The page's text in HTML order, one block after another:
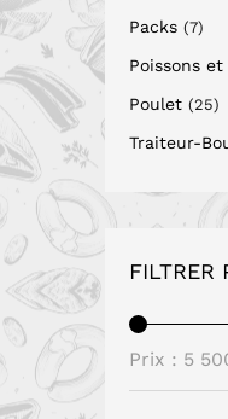
Packs (7)
Poissons
Poulet (25)
Traiteur-
FILTRER
Prix : 5